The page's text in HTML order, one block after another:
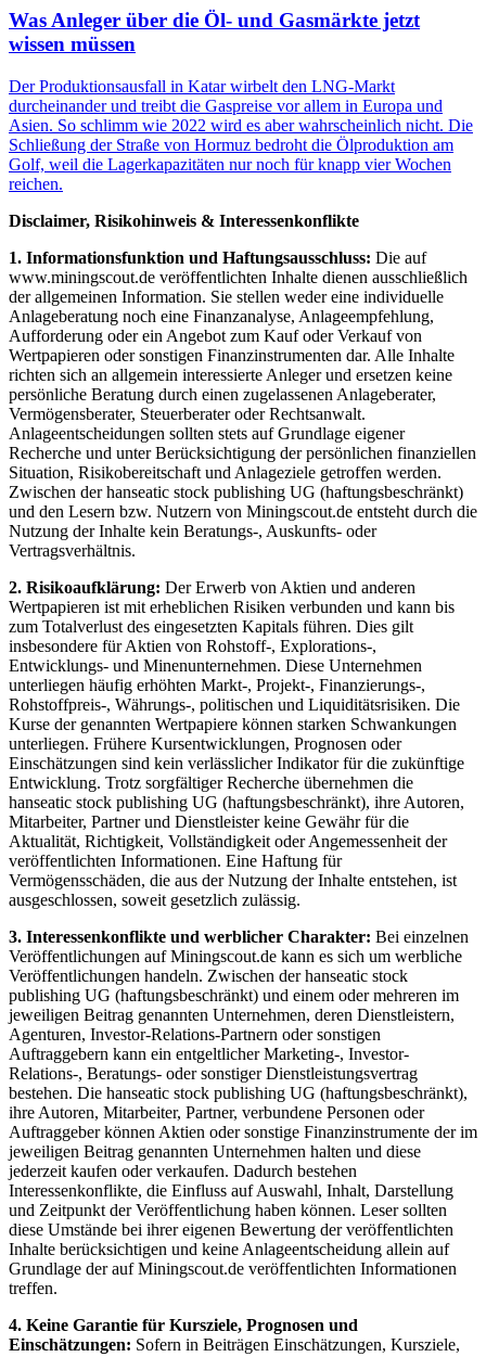
Was Anleger über die Öl- und Gasmärkte jetzt
wissen müssen
Der Produktionsausfall in Katar wirbelt den LNG-Markt
durcheinander und treibt die Gaspreise vor allem in Europa und
Asien. So schlimm wie 2022 wird es aber wahrscheinlich nicht. Die
Schließung der Straße von Hormuz bedroht die Ölproduktion am
Golf, weil die Lagerkapazitäten nur noch für knapp vier Wochen
reichen.
Disclaimer, Risikohinweis & Interessenkonflikte
1. Informationsfunktion und Haftungsausschluss: Die auf
www.miningscout.de veröffentlichten Inhalte dienen ausschließlich
der allgemeinen Information. Sie stellen weder eine individuelle
Anlageberatung noch eine Finanzanalyse, Anlageempfehlung,
Aufforderung oder ein Angebot zum Kauf oder Verkauf von
Wertpapieren oder sonstigen Finanzinstrumenten dar. Alle Inhalte
richten sich an allgemein interessierte Anleger und ersetzen keine
persönliche Beratung durch einen zugelassenen Anlageberater,
Vermögensberater, Steuerberater oder Rechtsanwalt.
Anlageentscheidungen sollten stets auf Grundlage eigener
Recherche und unter Berücksichtigung der persönlichen finanziellen
Situation, Risikobereitschaft und Anlageziele getroffen werden.
Zwischen der hanseatic stock publishing UG (haftungsbeschränkt)
und den Lesern bzw. Nutzern von Miningscout.de entsteht durch die
Nutzung der Inhalte kein Beratungs-, Auskunfts- oder
Vertragsverhältnis.
2. Risikoaufklärung: Der Erwerb von Aktien und anderen
Wertpapieren ist mit erheblichen Risiken verbunden und kann bis
zum Totalverlust des eingesetzten Kapitals führen. Dies gilt
insbesondere für Aktien von Rohstoff-, Explorations-,
Entwicklungs- und Minenunternehmen. Diese Unternehmen
unterliegen häufig erhöhten Markt-, Projekt-, Finanzierungs-,
Rohstoffpreis-, Währungs-, politischen und Liquiditätsrisiken. Die
Kurse der genannten Wertpapiere können starken Schwankungen
unterliegen. Frühere Kursentwicklungen, Prognosen oder
Einschätzungen sind kein verlässlicher Indikator für die zukünftige
Entwicklung. Trotz sorgfältiger Recherche übernehmen die
hanseatic stock publishing UG (haftungsbeschränkt), ihre Autoren,
Mitarbeiter, Partner und Dienstleister keine Gewähr für die
Aktualität, Richtigkeit, Vollständigkeit oder Angemessenheit der
veröffentlichten Informationen. Eine Haftung für
Vermögensschäden, die aus der Nutzung der Inhalte entstehen, ist
ausgeschlossen, soweit gesetzlich zulässig.
3. Interessenkonflikte und werblicher Charakter: Bei einzelnen
Veröffentlichungen auf Miningscout.de kann es sich um werbliche
Veröffentlichungen handeln. Zwischen der hanseatic stock
publishing UG (haftungsbeschränkt) und einem oder mehreren im
jeweiligen Beitrag genannten Unternehmen, deren Dienstleistern,
Agenturen, Investor-Relations-Partnern oder sonstigen
Auftraggebern kann ein entgeltlicher Marketing-, Investor-
Relations-, Beratungs- oder sonstiger Dienstleistungsvertrag
bestehen. Die hanseatic stock publishing UG (haftungsbeschränkt),
ihre Autoren, Mitarbeiter, Partner, verbundene Personen oder
Auftraggeber können Aktien oder sonstige Finanzinstrumente der im
jeweiligen Beitrag genannten Unternehmen halten und diese
jederzeit kaufen oder verkaufen. Dadurch bestehen
Interessenkonflikte, die Einfluss auf Auswahl, Inhalt, Darstellung
und Zeitpunkt der Veröffentlichung haben können. Leser sollten
diese Umstände bei ihrer eigenen Bewertung der veröffentlichten
Inhalte berücksichtigen und keine Anlageentscheidung allein auf
Grundlage der auf Miningscout.de veröffentlichten Informationen
treffen.
4. Keine Garantie für Kursziele, Prognosen und
Einschätzungen: Sofern in Beiträgen Einschätzungen, Kursziele,